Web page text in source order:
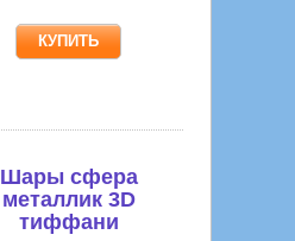
Шары сфера
металлик 3D
тиффани